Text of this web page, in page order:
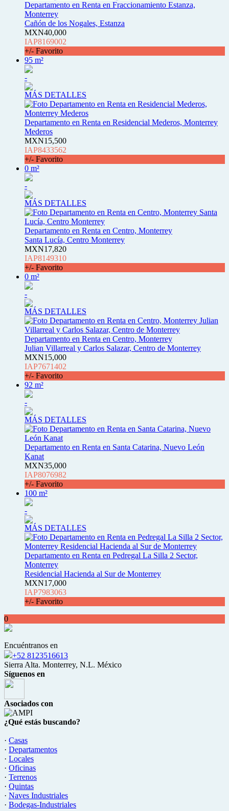
Departamento en Renta en Fraccionamiento Estanza,
Monterrey
Cañón de los Nogales, Estanza
MXN40,000
IAP8169002
+/- Favorito
95 m²
-
MÁS DETALLES
Departamento en Renta en Residencial Mederos, Monterrey
Mederos
MXN15,500
IAP8433562
+/- Favorito
0 m²
-
MÁS DETALLES
Departamento en Renta en Centro, Monterrey
Santa Lucía, Centro Monterrey
MXN17,820
IAP8149310
+/- Favorito
0 m²
-
MÁS DETALLES
Departamento en Renta en Centro, Monterrey
Julian Villarreal y Carlos Salazar, Centro de Monterrey
MXN15,000
IAP7671402
+/- Favorito
92 m²
-
MÁS DETALLES
Departamento en Renta en Santa Catarina, Nuevo León
Kanat
MXN35,000
IAP8076982
+/- Favorito
100 m²
-
MÁS DETALLES
Departamento en Renta en Pedregal La Silla 2 Sector,
Monterrey
Residencial Hacienda al Sur de Monterrey
MXN17,000
IAP7983063
+/- Favorito
0
Encuéntranos en
+52 8123516613
Sierra Alta. Monterrey, N.L. México
Síguenos en
Asociados con
¿Qué estás buscando?
· Casas
· Departamentos
· Locales
· Oficinas
· Terrenos
· Quintas
· Naves Industriales
· Bodegas-Industriales